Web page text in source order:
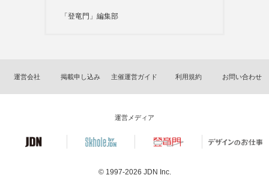
「登竜門」編集部
運営会社 掲載申し込み 主催運営ガイド 利用規約 お問い合わせ
運営メディア
© 1997-2026 JDN Inc.